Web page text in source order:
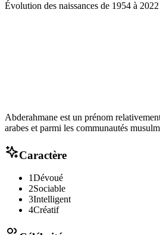
Évolution des naissances de 1954 à 2022
Abderahmane est un prénom
arabes et parmi les communautés
Caractère
1Dévoué
2Sociable
3Intelligent
4Créatif